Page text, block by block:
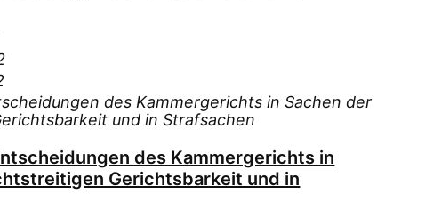
des Kammergerichts in Sachen der
und in Strafsachen
des Kammergerichts in
Gerichtsbarkeit und in